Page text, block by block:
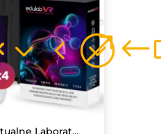
eduLabVR Wirtualne Laboratoria Przyrodnicze (zestaw z goglami VR, 4 szt.)